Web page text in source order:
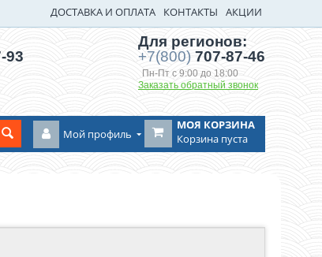
ДОСТАВКА И ОПЛАТА КОНТАКТЫ АКЦИИ
93
Для регионов:
+7(800)707-87-46
Пн-Пт с 9:00 до 18:00
Заказать обратный звонок
МОЯ КОРЗИНА
Корзина пуста
Мой профиль